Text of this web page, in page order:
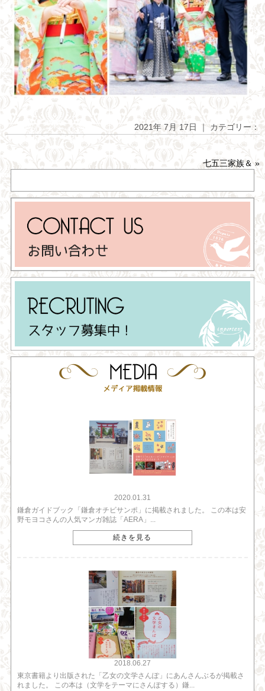
2021年 7月 17日 ｜ カテゴリー：
七五三家族＆ »
2020.01.31
鎌倉ガイドブック「鎌倉オチビサンポ」に掲載されました。 この本は安
野モヨコさんの人気マンガ雑誌「AERA」...
続きを見る
2018.06.27
東京書籍より出版された「乙女の文学さんぽ」にあんさんぶるが掲載さ
れました。 この本は（文学をテーマにさんぽする）鎌...